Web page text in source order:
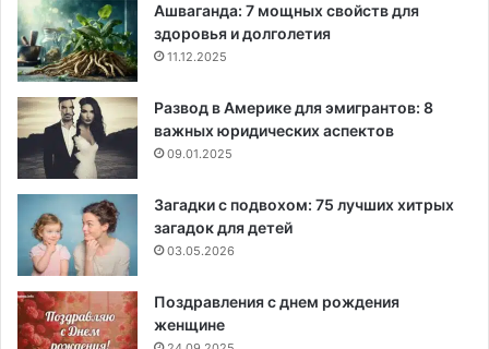
Ашваганда: 7 мощных свойств для
здоровья и долголетия
11.12.2025
Развод в Америке для эмигрантов: 8
важных юридических аспектов
09.01.2025
Загадки с подвохом: 75 лучших хитрых
загадок для детей
03.05.2026
Поздравления с днем рождения
женщине